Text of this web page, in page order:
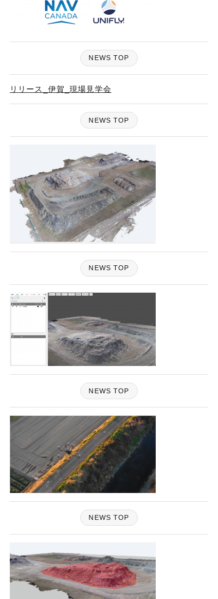
NEWS TOP
リリース_伊賀_現場見学会
NEWS TOP
NEWS TOP
NEWS TOP
NEWS TOP